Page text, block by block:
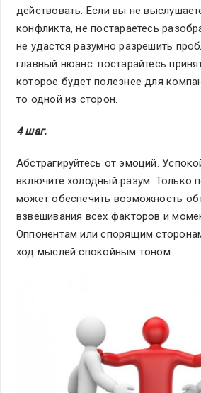
действовать. Если вы не
конфликта, не постараетесь
не удастся разумно разрешить
главный нюанс: постарайтесь
которое будет полезнее для
то одной из сторон.
4 шаг.
Абстрагируйтесь от эмоций.
включите холодный разум. Только
может обеспечить возможность
взвешивания всех факторов и
Оппонентам или спорящим
ход мыслей спокойным тоном.